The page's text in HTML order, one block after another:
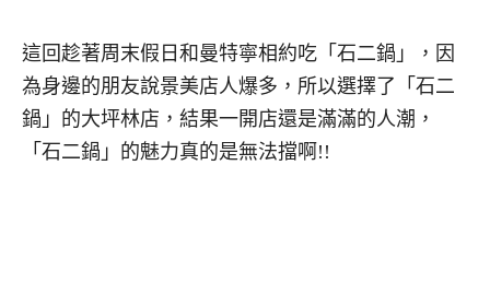
這回趁著周末假日和曼特寧相約吃「石二鍋」，因
為身邊的朋友說景美店人爆多，所以選擇了「石二
鍋」的大坪林店，結果一開店還是滿滿的人潮，
「石二鍋」的魅力真的是無法擋啊!!